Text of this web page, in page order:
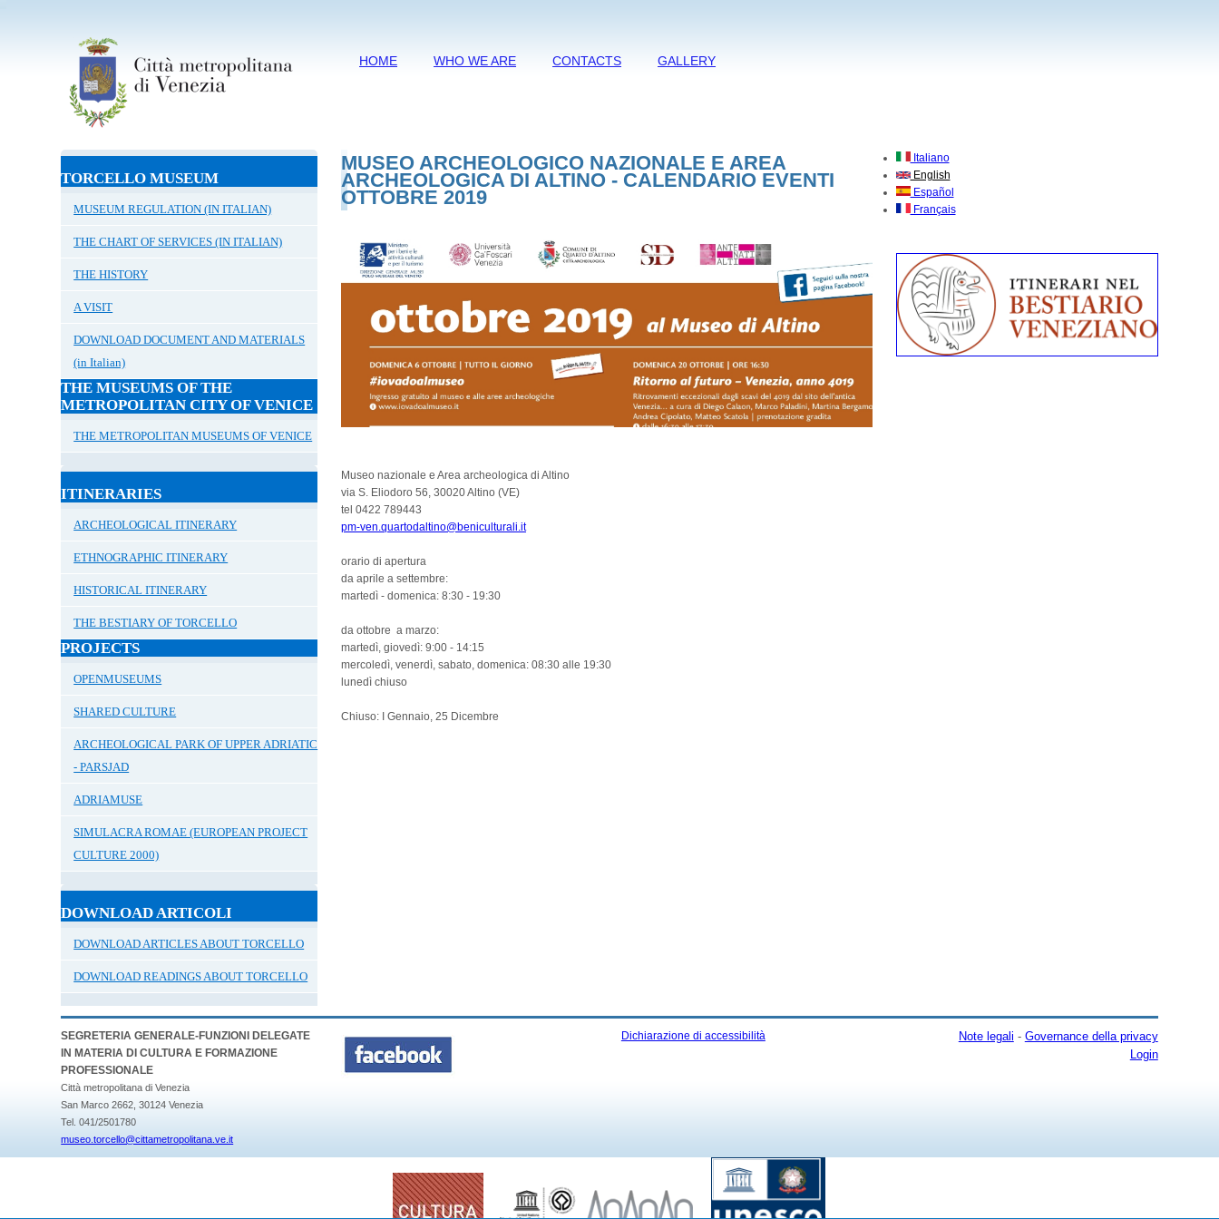
HOME WHO WE ARE CONTACTS GALLERY
TORCELLO MUSEUM
MUSEUM REGULATION (IN ITALIAN)
THE CHART OF SERVICES (IN ITALIAN)
THE HISTORY
A VISIT
DOWNLOAD DOCUMENT AND MATERIALS
(in Italian)
THE MUSEUMS OF THE
METROPOLITAN CITY OF VENICE
THE METROPOLITAN MUSEUMS OF VENICE
ITINERARIES
ARCHEOLOGICAL ITINERARY
ETHNOGRAPHIC ITINERARY
HISTORICAL ITINERARY
THE BESTIARY OF TORCELLO
PROJECTS
OPENMUSEUMS
SHARED CULTURE
ARCHEOLOGICAL PARK OF UPPER ADRIATIC
- PARSJAD
ADRIAMUSE
SIMULACRA ROMAE (EUROPEAN PROJECT
CULTURE 2000)
DOWNLOAD ARTICOLI
DOWNLOAD ARTICLES ABOUT TORCELLO
DOWNLOAD READINGS ABOUT TORCELLO
MUSEO ARCHEOLOGICO NAZIONALE E AREA
ARCHEOLOGICA DI ALTINO - CALENDARIO EVENTI
OTTOBRE 2019
Museo nazionale e Area archeologica di Altino
via S. Eliodoro 56, 30020 Altino (VE)
tel 0422 789443
pm-ven.quartodaltino@beniculturali.it
orario di apertura
da aprile a settembre:
martedì - domenica: 8:30 - 19:30
da ottobre a marzo:
martedì, giovedì: 9:00 - 14:15
mercoledì, venerdì, sabato, domenica: 08:30 alle 19:30
lunedì chiuso
Chiuso: I Gennaio, 25 Dicembre
Italiano
English
Español
Français
SEGRETERIA GENERALE-FUNZIONI DELEGATE
IN MATERIA DI CULTURA E FORMAZIONE
PROFESSIONALE
Città metropolitana di Venezia
San Marco 2662, 30124 Venezia
Tel. 041/2501780
museo.torcello@cittametropolitana.ve.it
Dichiarazione di accessibilità Note legali - Governance della privacy
Login